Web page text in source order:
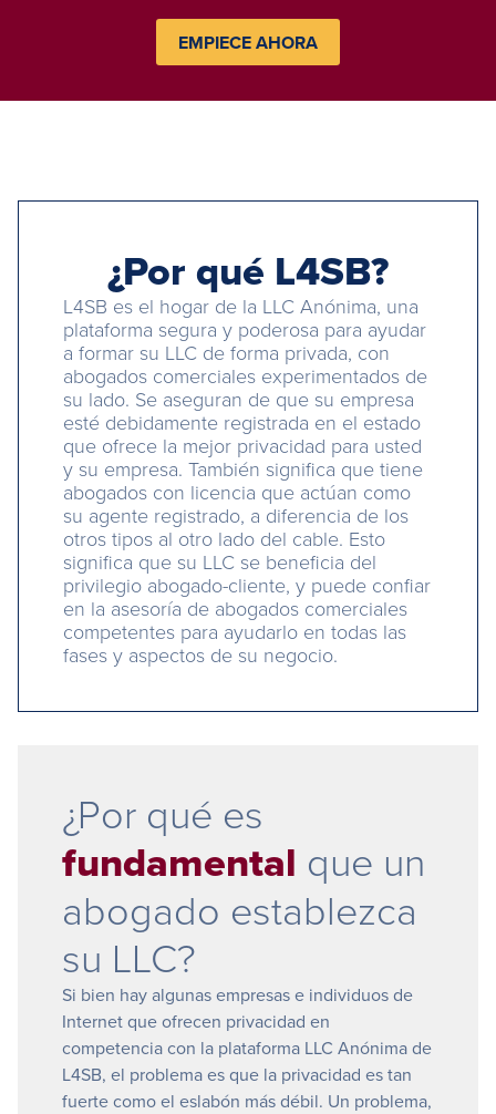
EMPIECE AHORA
¿Por qué L4SB?
L4SB es el hogar de la LLC Anónima, una
plataforma segura y poderosa para ayudar
a formar su LLC de forma privada, con
abogados comerciales experimentados de
su lado. Se aseguran de que su empresa
esté debidamente registrada en el estado
que ofrece la mejor privacidad para usted
y su empresa. También significa que tiene
abogados con licencia que actúan como
su agente registrado, a diferencia de los
otros tipos al otro lado del cable. Esto
significa que su LLC se beneficia del
privilegio abogado-cliente, y puede confiar
en la asesoría de abogados comerciales
competentes para ayudarlo en todas las
fases y aspectos de su negocio.
¿Por qué es
fundamental que un
abogado establezca
su LLC?
Si bien hay algunas empresas e individuos de
Internet que ofrecen privacidad en
competencia con la plataforma LLC Anónima de
L4SB, el problema es que la privacidad es tan
fuerte como el eslabón más débil. Un problema,